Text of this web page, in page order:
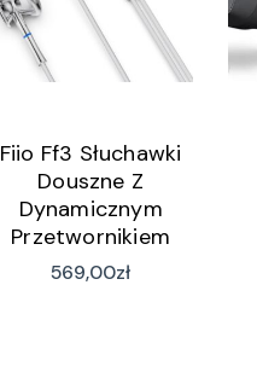
Fiio Ff3 Słuchawki
Douszne Z
Dynamicznym
Przetwornikiem
Berylowym – Silver
569,00zł